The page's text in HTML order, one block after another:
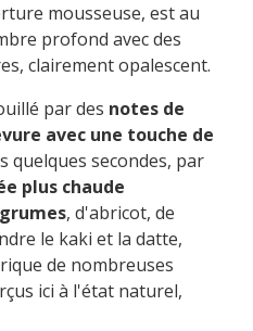
mousseuse, est au
profond avec des
clairement opalescent.
par des notes de
avec une touche de
quelques secondes, par
plus chaude
, d'abricot, de
le kaki et la datte,
de nombreuses
ici à l'état naturel,